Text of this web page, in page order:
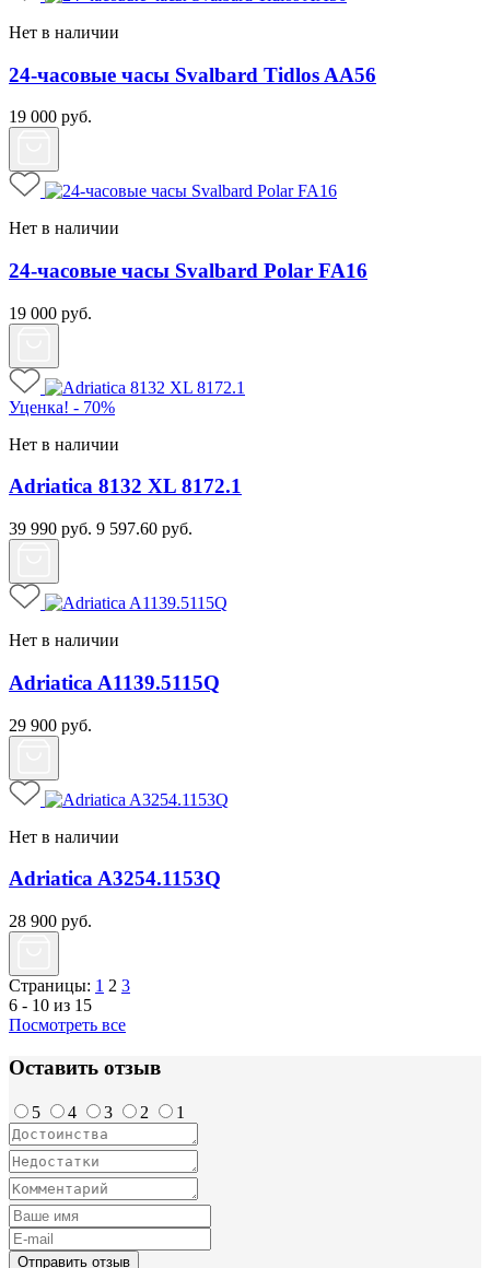
Нет в наличии
24-часовые часы Svalbard Tidlos AA56
19 000 руб.
Нет в наличии
24-часовые часы Svalbard Polar FA16
19 000 руб.
Уценка! - 70%
Нет в наличии
Adriatica 8132 XL 8172.1
39 990 руб. 9 597.60 руб.
Нет в наличии
Adriatica A1139.5115Q
29 900 руб.
Нет в наличии
Adriatica A3254.1153Q
28 900 руб.
Страницы: 1 2 3
6 - 10 из 15
Посмотреть все
Оставить отзыв
5 4 3 2 1
Отправить отзыв